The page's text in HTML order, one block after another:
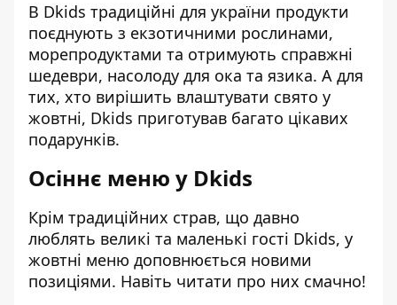
В Dkids традиційні для україни продукти
поєднують з екзотичними рослинами,
морепродуктами та отримують справжні
шедеври, насолоду для ока та язика. А для
тих, хто вирішить влаштувати свято у
жовтні, Dkids приготував багато цікавих
подарунків.
Осіннє меню у Dkids
Крім традиційних страв, що давно
люблять великі та маленькі гості Dkids, у
жовтні меню доповнюється новими
позиціями. Навіть читати про них смачно!